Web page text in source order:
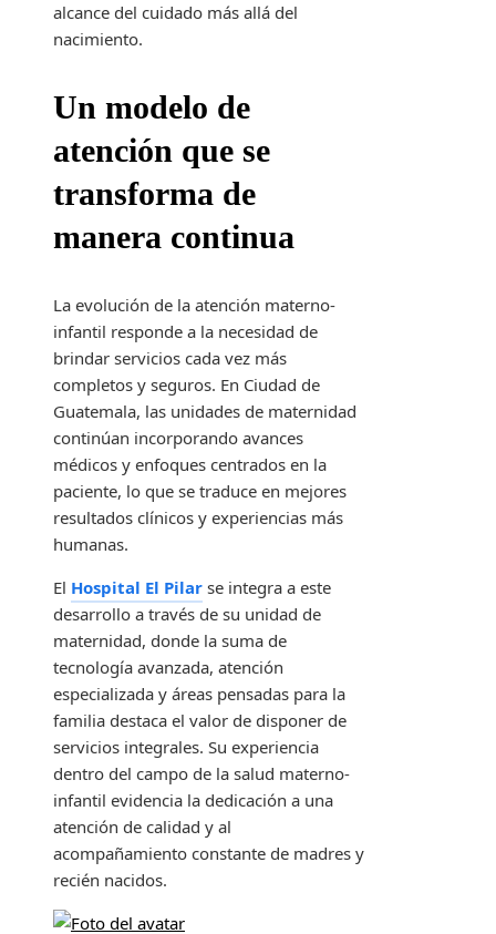
alcance del cuidado más allá del
nacimiento.
Un modelo de
atención que se
transforma de
manera continua
La evolución de la atención materno-
infantil responde a la necesidad de
brindar servicios cada vez más
completos y seguros. En Ciudad de
Guatemala, las unidades de maternidad
continúan incorporando avances
médicos y enfoques centrados en la
paciente, lo que se traduce en mejores
resultados clínicos y experiencias más
humanas.
El Hospital El Pilar se integra a este
desarrollo a través de su unidad de
maternidad, donde la suma de
tecnología avanzada, atención
especializada y áreas pensadas para la
familia destaca el valor de disponer de
servicios integrales. Su experiencia
dentro del campo de la salud materno-
infantil evidencia la dedicación a una
atención de calidad y al
acompañamiento constante de madres y
recién nacidos.